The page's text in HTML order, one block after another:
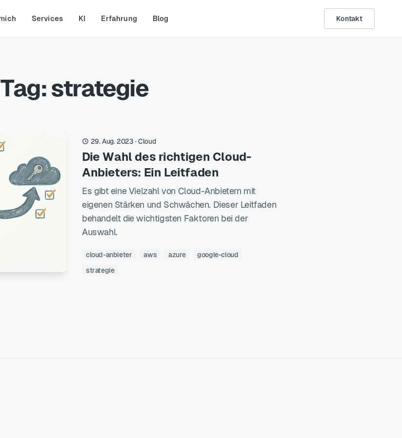
Services KI Erfahrung Blog Kontakt
Tag: strategie
29. Aug. 2023 ·Cloud
Die Wahl des richtigen Cloud-
Anbieters: Ein Leitfaden
Es gibt eine Vielzahl von Cloud-Anbietern mit
eigenen Stärken und Schwächen. Dieser Leitfaden
behandelt die wichtigsten Faktoren bei der
Auswahl.
cloud-anbieter aws azure
google-cloud
strategie